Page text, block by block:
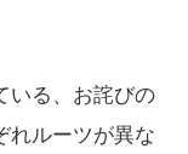
いる、お詫びの
れルーツが異な